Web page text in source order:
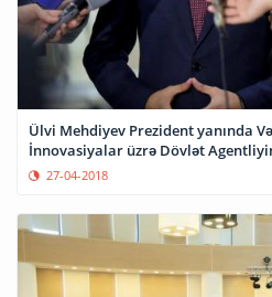
Ülvi Mehdiyev Prezident yanında
İnnovasiyalar üzrə Dövlət
27-04-2018